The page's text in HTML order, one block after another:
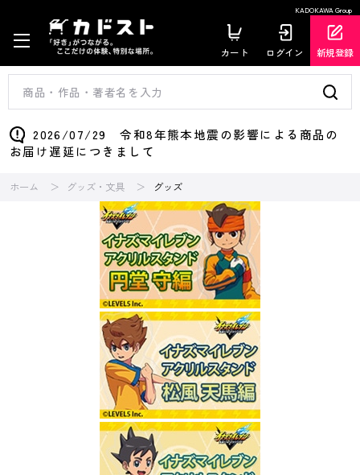
KADOKAWA Group
カート ログイン 新規登録
2026/07/29 令和8年熊本地震の影響による商品の
お届け遅延につきまして
ホーム グッズ・文具 グッズ